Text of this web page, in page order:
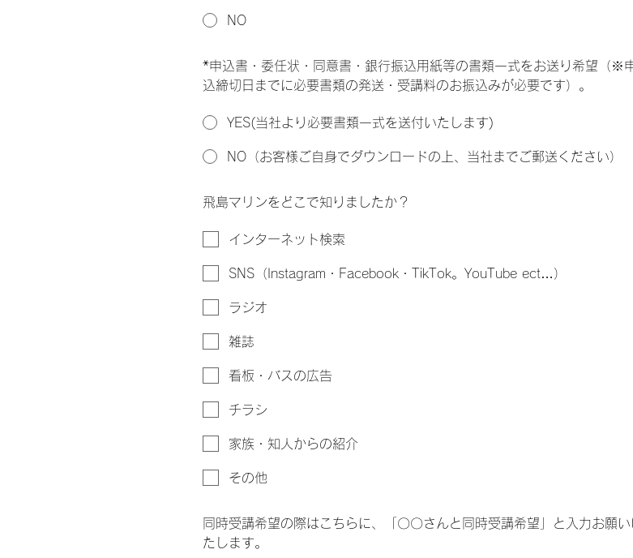
NO
*申込書・委任状・同意書・銀行振込用紙等の書類一式をお送り希望（※
込締切日までに必要書類の発送・受講料のお振込みが必要です）。
YES(当社より必要書類一式を送付いたします)
NO（お客様ご自身でダウンロードの上、当社までご郵送ください）
飛島マリンをどこで知りましたか？
インターネット検索
SNS（Instagram・Facebook・TikTok。YouTube ect…）
ラジオ
雑誌
看板・バスの広告
チラシ
家族・知人からの紹介
その他
同時受講希望の際はこちらに、「〇〇さんと同時受講希望」と入力お願い
たします。